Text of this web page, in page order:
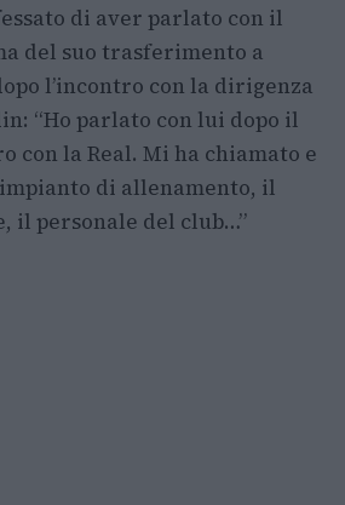
di aver parlato con il
del suo trasferimento a
l’incontro con la dirigenza
“Ho parlato con lui dopo il
con la Real. Mi ha chiamato e
di allenamento, il
il personale del club…”